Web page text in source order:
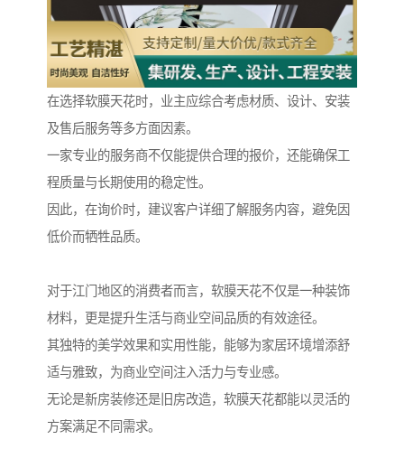
在选择软膜天花时，业主应综合考虑材质、设计、安装
及售后服务等多方面因素。
一家专业的服务商不仅能提供合理的报价，还能确保工
程质量与长期使用的稳定性。
因此，在询价时，建议客户详细了解服务内容，避免因
低价而牺牲品质。
对于江门地区的消费者而言，软膜天花不仅是一种装饰
材料，更是提升生活与商业空间品质的有效途径。
其独特的美学效果和实用性能，能够为家居环境增添舒
适与雅致，为商业空间注入活力与专业感。
无论是新房装修还是旧房改造，软膜天花都能以灵活的
方案满足不同需求。